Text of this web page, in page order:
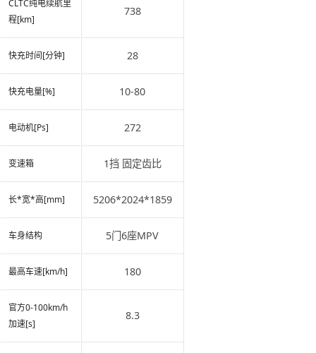
CLTC纯电续航里
程[km]
快充时间[分钟]
快充电量[%]
电动机[Ps]
变速箱
长*宽*高[mm]
车身结构
最高车速[km/h]
官方0-100km/h
加速[s]
738
28
10-80
272
1挡 固定齿比
5206*2024*1859
5门6座MPV
180
8.3